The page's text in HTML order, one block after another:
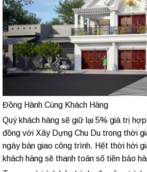
Đồng Hành Cùng Khách Hàng
Quý khách hàng sẽ giữ lại 5% giá trị
đồng với Xây Dựng Chu Du trong thời
ngày bàn giao công trình. Hết thời hời
khách hàng sẽ thanh toán số tiền bảo